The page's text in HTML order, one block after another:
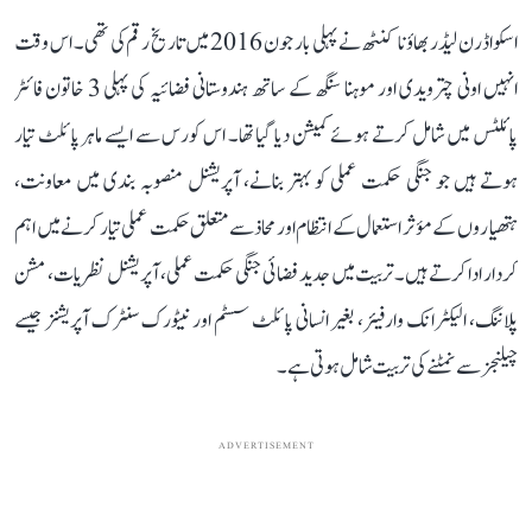
اسکواڈرن لیڈر بھاؤنا کنٹھ نے پہلی بار جون 2016 میں تاریخ رقم کی تھی۔ اس وقت
انہیں اونی چترویدی اور موہنا سنگھ کے ساتھ ہندوستانی فضائیہ کی پہلی 3 خاتون فائٹر
پائلٹس میں شامل کرتے ہوئے کمیشن دیا گیا تھا۔ اس کورس سے ایسے ماہر پائلٹ تیار
ہوتے ہیں جو جنگی حکمت عملی کو بہتر بنانے، آپریشنل منصوبہ بندی میں معاونت،
ہتھیاروں کے مؤثر استعمال کے انتظام اور محاذ سے متعلق حکمت عملی تیار کرنے میں اہم
کردار ادا کرتے ہیں۔ تربیت میں جدید فضائی جنگی حکمت عملی، آپریشنل نظریات، مشن
پلاننگ، الیکٹرانک وارفیئر، بغیر انسانی پائلٹ سسٹم اور نیٹورک سنٹرک آپریشنز جیسے
چیلنجز سے نمٹنے کی تربیت شامل ہوتی ہے۔
ADVERTISEMENT